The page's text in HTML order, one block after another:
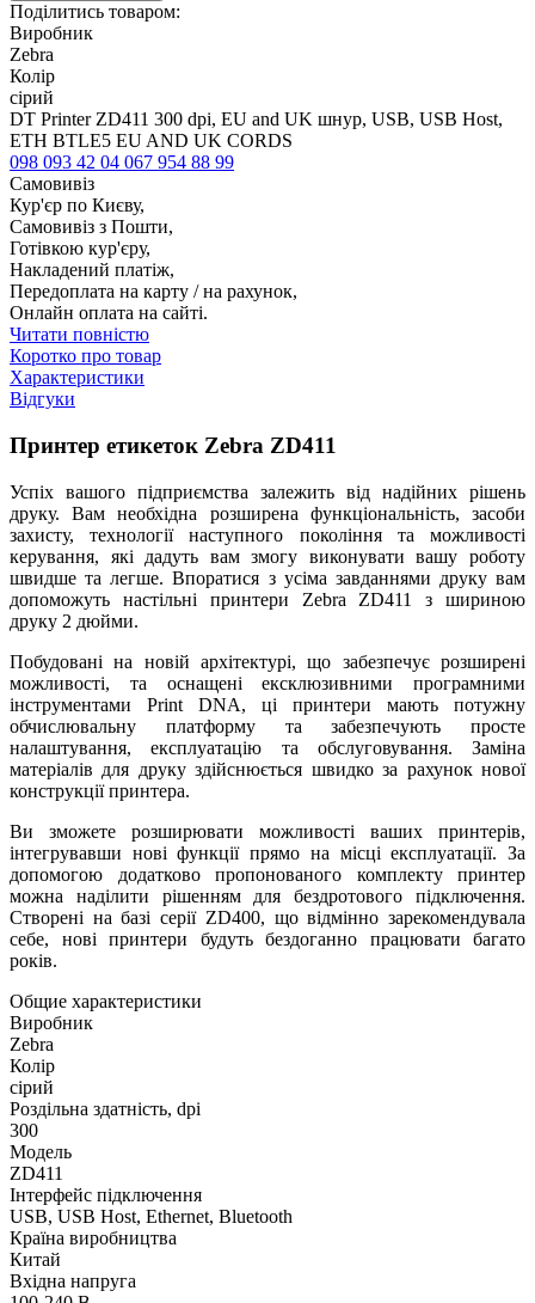
Поділитись товаром:
Виробник
Zebra
Колір
сірий
DT Printer ZD411 300 dpi, EU and UK шнур, USB, USB Host,
ETH BTLE5 EU AND UK CORDS
098 093 42 04 067 954 88 99
Самовивіз
Кур'єр по Києву,
Самовивіз з Пошти,
Готівкою кур'єру,
Накладений платіж,
Передоплата на карту / на рахунок,
Онлайн оплата на сайті.
Читати повністю
Коротко про товар
Характеристики
Відгуки
Принтер етикеток Zebra ZD411
Успіх вашого підприємства залежить від надійних рішень
друку. Вам необхідна розширена функціональність, засоби
захисту, технології наступного покоління та можливості
керування, які дадуть вам змогу виконувати вашу роботу
швидше та легше. Впоратися з усіма завданнями друку вам
допоможуть настільні принтери Zebra ZD411 з шириною
друку 2 дюйми.
Побудовані на новій архітектурі, що забезпечує розширені
можливості, та оснащені ексклюзивними програмними
інструментами Print DNA, ці принтери мають потужну
обчислювальну платформу та забезпечують просте
налаштування, експлуатацію та обслуговування. Заміна
матеріалів для друку здійснюється швидко за рахунок нової
конструкції принтера.
Ви зможете розширювати можливості ваших принтерів,
інтегрувавши нові функції прямо на місці експлуатації. За
допомогою додатково пропонованого комплекту принтер
можна наділити рішенням для бездротового підключення.
Створені на базі серії ZD400, що відмінно зарекомендувала
себе, нові принтери будуть бездоганно працювати багато
років.
Общие характеристики
Виробник
Zebra
Колір
сірий
Роздільна здатність, dpi
300
Модель
ZD411
Інтерфейс підключення
USB, USB Host, Ethernet, Bluetooth
Країна виробництва
Китай
Вхідна напруга